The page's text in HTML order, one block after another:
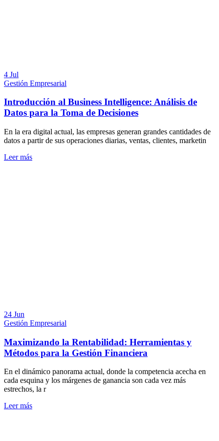
4 Jul
Gestión Empresarial
Introducción al Business Intelligence: Análisis de
Datos para la Toma de Decisiones
En la era digital actual, las empresas generan grandes cantidades de
datos a partir de sus operaciones diarias, ventas, clientes, marketin
Leer más
24 Jun
Gestión Empresarial
Maximizando la Rentabilidad: Herramientas y
Métodos para la Gestión Financiera
En el dinámico panorama actual, donde la competencia acecha en
cada esquina y los márgenes de ganancia son cada vez más
estrechos, la r
Leer más